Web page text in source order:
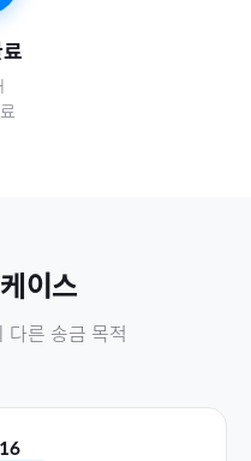
이스
다른 송금 목적